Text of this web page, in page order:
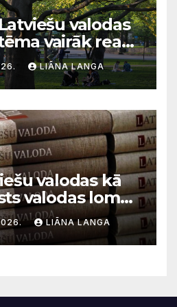
valodas
vairāk reaģē
ilgtermiņa
LIĀNA LANGA
valodas kā
valodas lomu
medijos
LIĀNA LANGA